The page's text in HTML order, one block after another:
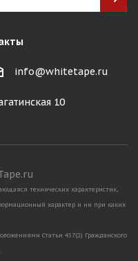
info@whitetape.ru
10
технических характеристик,
характер и ни при каких
Статьи 437(2) Гражданского